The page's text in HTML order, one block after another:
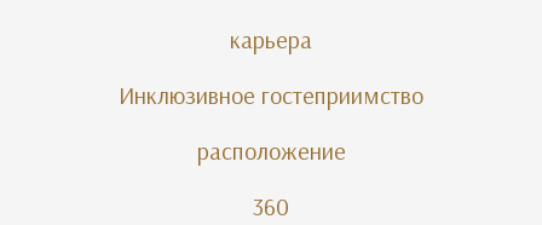
карьера
Инклюзивное гостеприимство
расположение
360